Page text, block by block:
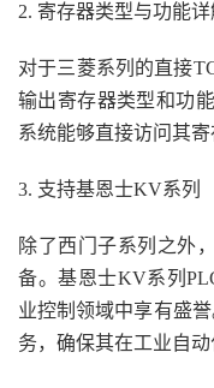
2. 寄存器类型与功能
对于三菱系列的直接
输出寄存器类型和功
系统能够直接访问其
3. 支持基恩士KV系列
除了西门子系列之外
备。基恩士KV系列
业控制领域中享有盛
务，确保其在工业自动